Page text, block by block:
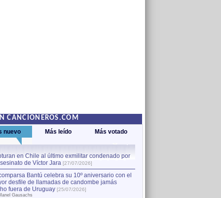
CANCIONEROS.COM
nuevo Más leído Más votado
en Chile al último exmilitar condenado por
de Víctor Jara [27/07/2026]
Bantú celebra su 10º aniversario con el
desfile de llamadas de candombe jamás
fuera de Uruguay [25/07/2026]
Gausachs